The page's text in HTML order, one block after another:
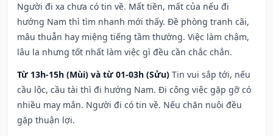
Người đi xa chưa có tin về. Mất tiền, mất của nếu đi
hướng Nam thì tìm nhanh mới thấy. Đề phòng tranh cãi,
mâu thuẫn hay miệng tiếng tầm thường. Việc làm chậm,
lâu la nhưng tốt nhất làm việc gì đều cần chắc chắn.
Từ 13h-15h (Mùi) và từ 01-03h (Sửu) Tin vui sắp tới, nếu
cầu lộc, cầu tài thì đi hướng Nam. Đi công việc gặp gỡ có
nhiều may mắn. Người đi có tin về. Nếu chăn nuôi đều
gặp thuận lợi.